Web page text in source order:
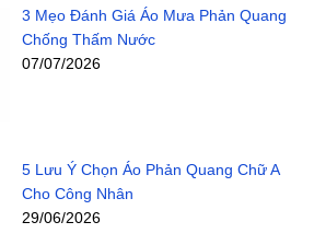
3 Mẹo Đánh Giá Áo Mưa Phản Quang
Chống Thấm Nước
07/07/2026
5 Lưu Ý Chọn Áo Phản Quang Chữ A
Cho Công Nhân
29/06/2026